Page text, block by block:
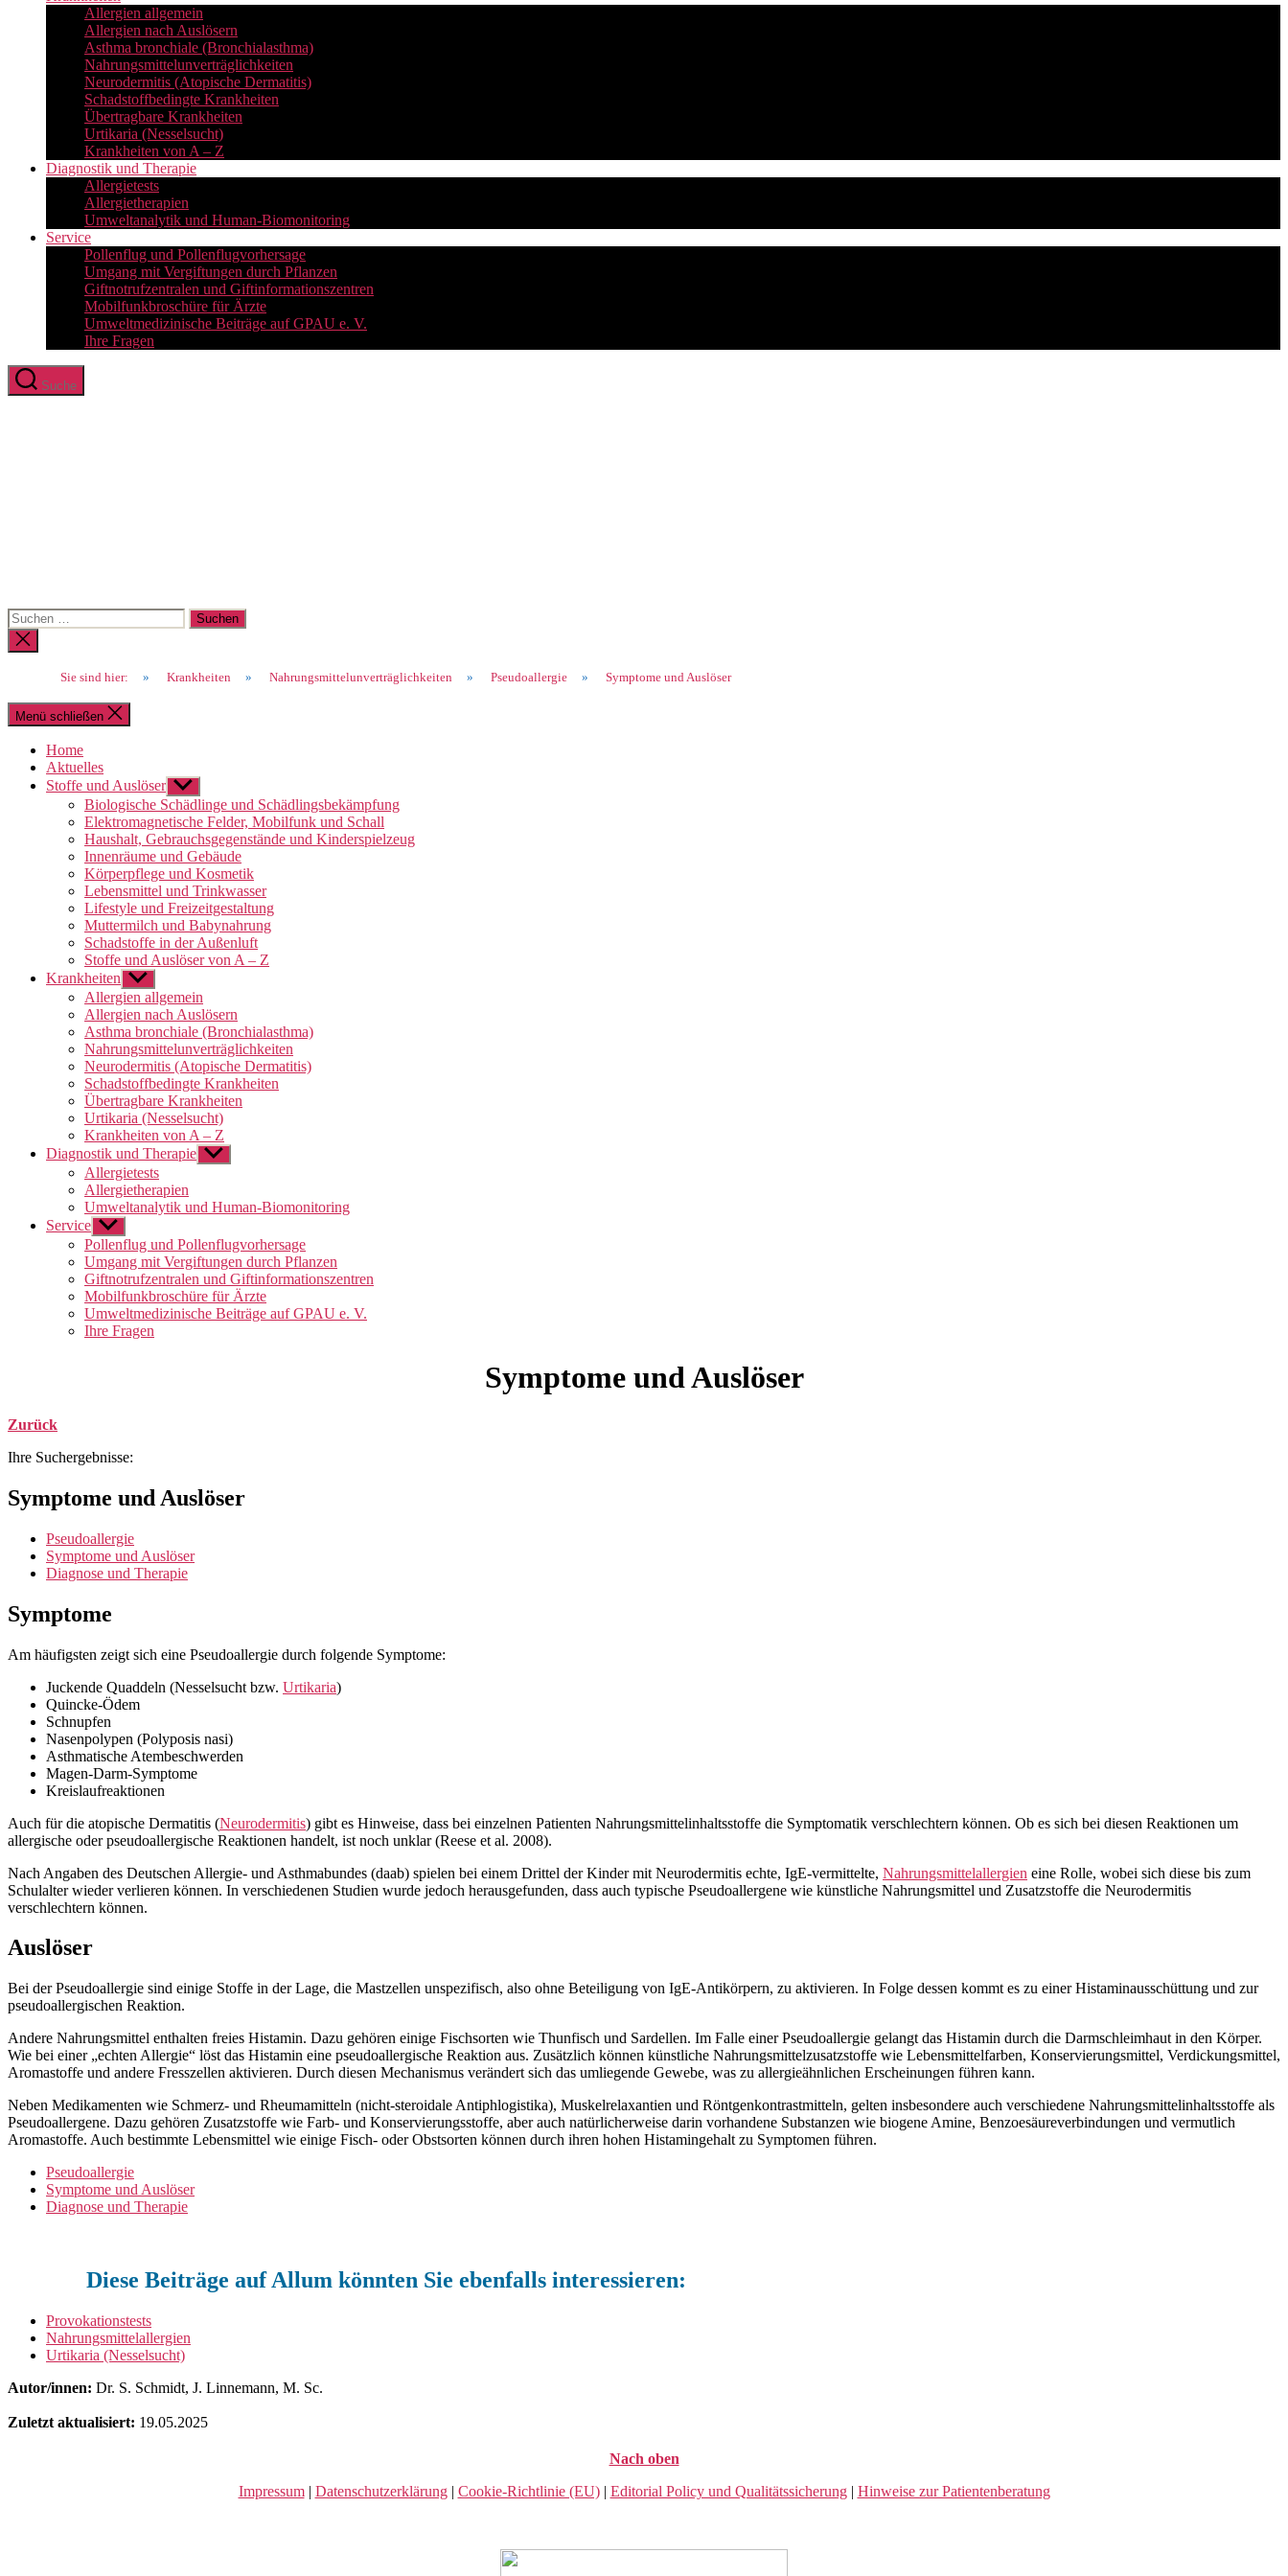
Allergien allgemein
Allergien nach Auslösern
Asthma bronchiale (Bronchialasthma)
Nahrungsmittelunverträglichkeiten
Neurodermitis (Atopische Dermatitis)
Schadstoffbedingte Krankheiten
Übertragbare Krankheiten
Urtikaria (Nesselsucht)
Krankheiten von A – Z
Diagnostik und Therapie
Allergietests
Allergietherapien
Umweltanalytik und Human-Biomonitoring
Service
Pollenflug und Pollenflugvorhersage
Umgang mit Vergiftungen durch Pflanzen
Giftnotrufzentralen und Giftinformationszentren
Mobilfunkbroschüre für Ärzte
Umweltmedizinische Beiträge auf GPAU e. V.
Ihre Fragen
Suche
Suchen
nach:
Suche
schließen
Sie sind hier:
» Krankheiten » Nahrungsmittelunverträglichkeiten » Pseudoallergie » Symptome und Auslöser
Menü schließen
Home
Aktuelles
Stoffe und Auslöser Untermenü
anzeigen
Biologische Schädlinge und Schädlingsbekämpfung
Elektromagnetische Felder, Mobilfunk und Schall
Haushalt, Gebrauchsgegenstände und Kinderspielzeug
Innenräume und Gebäude
Körperpflege und Kosmetik
Lebensmittel und Trinkwasser
Lifestyle und Freizeitgestaltung
Muttermilch und Babynahrung
Schadstoffe in der Außenluft
Stoffe und Auslöser von A – Z
Krankheiten Untermenü
anzeigen
Allergien allgemein
Allergien nach Auslösern
Asthma bronchiale (Bronchialasthma)
Nahrungsmittelunverträglichkeiten
Neurodermitis (Atopische Dermatitis)
Schadstoffbedingte Krankheiten
Übertragbare Krankheiten
Urtikaria (Nesselsucht)
Krankheiten von A – Z
Diagnostik und Therapie Untermenü
anzeigen
Allergietests
Allergietherapien
Umweltanalytik und Human-Biomonitoring
Service Untermenü
anzeigen
Pollenflug und Pollenflugvorhersage
Umgang mit Vergiftungen durch Pflanzen
Giftnotrufzentralen und Giftinformationszentren
Mobilfunkbroschüre für Ärzte
Umweltmedizinische Beiträge auf GPAU e. V.
Ihre Fragen
Symptome und Auslöser
Zurück
Ihre Suchergebnisse:
Symptome und Auslöser
Pseudoallergie
Symptome und Auslöser
Diagnose und Therapie
Symptome
Am häufigsten zeigt sich eine Pseudoallergie durch folgende Symptome:
Juckende Quaddeln (Nesselsucht bzw. Urtikaria)
Quincke-Ödem
Schnupfen
Nasenpolypen (Polyposis nasi)
Asthmatische Atembeschwerden
Magen-Darm-Symptome
Kreislaufreaktionen
Auch für die atopische Dermatitis (Neurodermitis) gibt es Hinweise, dass bei einzelnen Patienten Nahrungsmittelinhaltsstoffe die Symptomatik verschlechtern können. Ob es sich bei diesen Reaktionen um
allergische oder pseudoallergische Reaktionen handelt, ist noch unklar (Reese et al. 2008).
Nach Angaben des Deutschen Allergie- und Asthmabundes (daab) spielen bei einem Drittel der Kinder mit Neurodermitis echte, IgE-vermittelte, Nahrungsmittelallergien eine Rolle, wobei sich diese bis zum
Schulalter wieder verlieren können. In verschiedenen Studien wurde jedoch herausgefunden, dass auch typische Pseudoallergene wie künstliche Nahrungsmittel und Zusatzstoffe die Neurodermitis
verschlechtern können.
Auslöser
Bei der Pseudoallergie sind einige Stoffe in der Lage, die Mastzellen unspezifisch, also ohne Beteiligung von IgE-Antikörpern, zu aktivieren. In Folge dessen kommt es zu einer Histaminausschüttung und zur
pseudoallergischen Reaktion.
Andere Nahrungsmittel enthalten freies Histamin. Dazu gehören einige Fischsorten wie Thunfisch und Sardellen. Im Falle einer Pseudoallergie gelangt das Histamin durch die Darmschleimhaut in den Körper.
Wie bei einer „echten Allergie“ löst das Histamin eine pseudoallergische Reaktion aus. Zusätzlich können künstliche Nahrungsmittelzusatzstoffe wie Lebensmittelfarben, Konservierungsmittel, Verdickungsmittel,
Aromastoffe und andere Fresszellen aktivieren. Durch diesen Mechanismus verändert sich das umliegende Gewebe, was zu allergieähnlichen Erscheinungen führen kann.
Neben Medikamenten wie Schmerz- und Rheumamitteln (nicht-steroidale Antiphlogistika), Muskelrelaxantien und Röntgenkontrastmitteln, gelten insbesondere auch verschiedene Nahrungsmittelinhaltsstoffe als
Pseudoallergene. Dazu gehören Zusatzstoffe wie Farb- und Konservierungsstoffe, aber auch natürlicherweise darin vorhandene Substanzen wie biogene Amine, Benzoesäureverbindungen und vermutlich
Aromastoffe. Auch bestimmte Lebensmittel wie einige Fisch- oder Obstsorten können durch ihren hohen Histamingehalt zu Symptomen führen.
Pseudoallergie
Symptome und Auslöser
Diagnose und Therapie
Diese Beiträge auf Allum könnten Sie ebenfalls interessieren:
Provokationstests
Nahrungsmittelallergien
Urtikaria (Nesselsucht)
Autor/innen: Dr. S. Schmidt, J. Linnemann, M. Sc.
Zuletzt aktualisiert: 19.05.2025
Nach oben
Impressum| Datenschutzerklärung| Cookie-Richtlinie (EU)| Editorial Policy und Qualitätssicherung| Hinweise zur Patientenberatung